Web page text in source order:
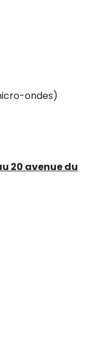
ondes)
20 avenue du